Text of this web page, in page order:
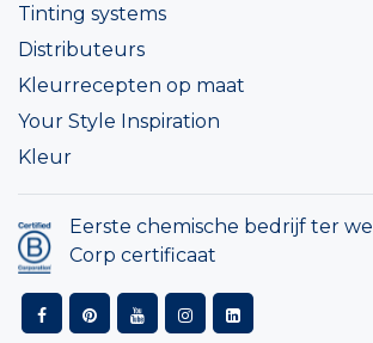
Tinting systems
Distributeurs
Kleurrecepten op maat
Your Style Inspiration
Kleur
Eerste chemische bedrijf ter
Corp certificaat